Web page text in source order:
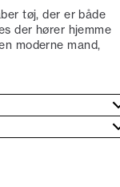
tøj, der er både
der hører hjemme
moderne mand,